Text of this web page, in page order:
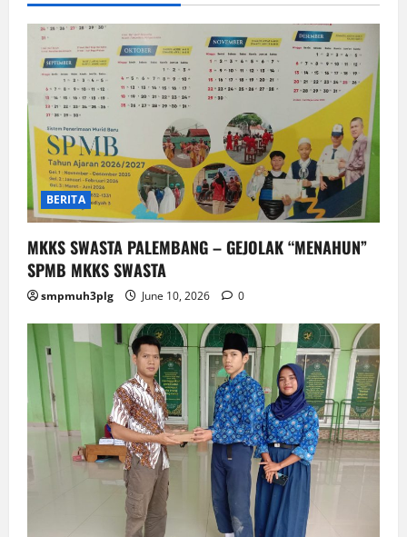
BERITA
MKKS SWASTA PALEMBANG – GEJOLAK “MENAHUN”
SPMB MKKS SWASTA
smpmuh3plg June 10, 2026 0